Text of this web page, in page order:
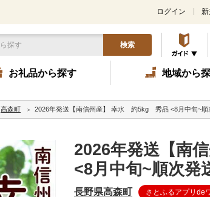
ログイン
検索
お礼品から探す 地域から
高森町 2026年発送【南信州産】 幸水 約5kg 秀品 <8月中旬~順
2026年発送【南
<8月中旬~順次発
長野県高森町 さとふるアプリde